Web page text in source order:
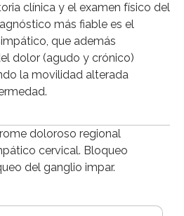
clínica y el examen físico del
más fiable es el
que además
dolor (agudo y crónico)
la movilidad alterada
doloroso regional
cervical. Bloqueo
del ganglio impar.